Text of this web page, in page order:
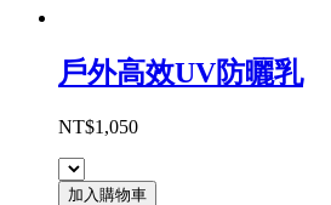
戶外高效UV防曬乳
NT$1,050
加入購物車